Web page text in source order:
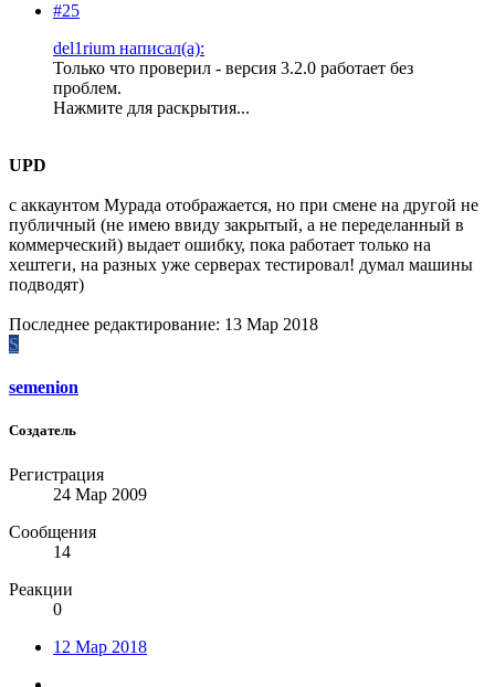
#25
del1rium написал(а):
Только что проверил - версия 3.2.0 работает без
проблем.
Нажмите для раскрытия...
UPD
с аккаунтом Мурада отображается, но при смене на другой не
публичный (не имею ввиду закрытый, а не переделанный в
коммерческий) выдает ошибку, пока работает только на
хештеги, на разных уже серверах тестировал! думал машины
подводят)
Последнее редактирование: 13 Мар 2018
S
semenion
Создатель
Регистрация
24 Мар 2009
Сообщения
14
Реакции
0
12 Мар 2018